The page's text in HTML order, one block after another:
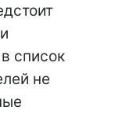
список
не